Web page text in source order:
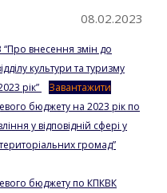
08.02.2023
внесення змін до
культури та туризму
рік”
Завантажити
бюджету на 2023 рік по
у відповідній сфері у
громад”
бюджету по КПКВК